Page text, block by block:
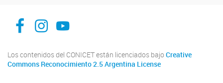
Instituto de Estudios Sociales y Humanos -IESyH-
iesyhInstituto de Estudios Sociales y Humanos IESyH
Los contenidos del CONICET están licenciados bajo Creative
Commons Reconocimiento 2.5 Argentina License